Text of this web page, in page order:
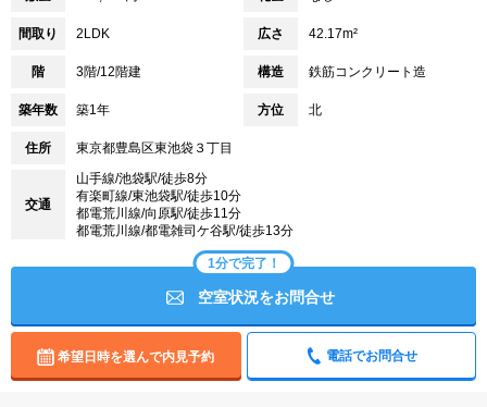
間取り 2LDK 広さ 42.17m²
階 3階/12階建 構造 鉄筋コンクリート造
築年数 築1年 方位 北
住所 東京都豊島区東池袋３丁目
交通
山手線/池袋駅/徒歩8分
有楽町線/東池袋駅/徒歩10分
都電荒川線/向原駅/徒歩11分
都電荒川線/都電雑司ケ谷駅/徒歩13分
1分で完了！
空室状況をお問合せ
希望日時を選んで内見予約 電話でお問合せ